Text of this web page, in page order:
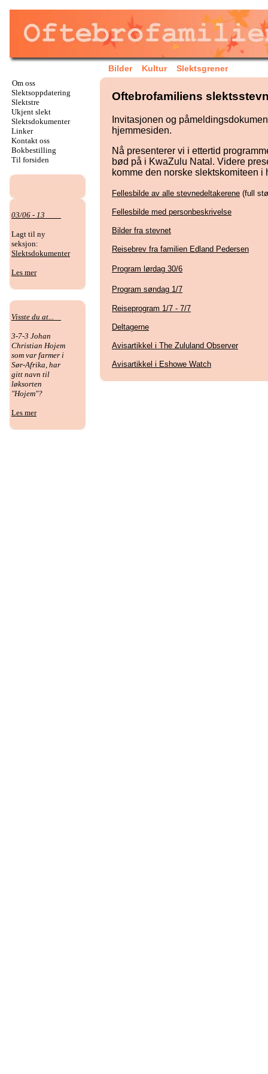
Bilder Kultur Slektsgrener
Om oss
Slektsoppdatering
Slektstre
Ukjent slekt
Slektsdokumenter
Linker
Kontakt oss
Bokbestilling
Til forsiden
03/06 - 13
Lagt til ny
seksjon:
Slektsdokumenter
Les mer
Visste du at...
3-7-3 Johan
Christian Hojem
som var farmer i
Sør-Afrika, har
gitt navn til
løksorten
"Hojem"?
Les mer
Oftebrofamiliens
Invitasjonen og
hjemmesiden.
Nå presenterer vi i ettertid
bød på i KwaZulu Natal. Videre
komme den norske slektskomiteen i
Fellesbilde av alle stevnedeltakerene (full
Fellesbilde med personbeskrivelse
Bilder fra stevnet
Reisebrev fra familien Edland Pedersen
Program lørdag 30/6
Program søndag 1/7
Reiseprogram 1/7 - 7/7
Deltagerne
Avisartikkel i The Zululand Observer
Avisartikkel i Eshowe Watch